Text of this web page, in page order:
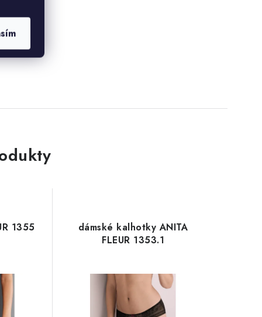
1355
dámské kalhotky ANITA
FLEUR 1353.1